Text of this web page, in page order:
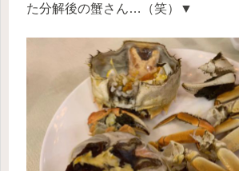
た分解後の蟹さん…（笑）▼